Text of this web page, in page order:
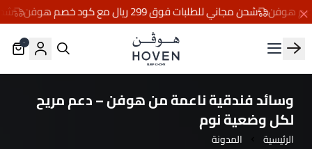
شحن مجاني للطلبات فوق 299 ريال مع كود خصم هوفن شحن
مفارش هوڤن
٠
وسائد فندقية ناعمة من هوفن – دعم مريح
لكل وضعية نوم
الرئيسية المدونة